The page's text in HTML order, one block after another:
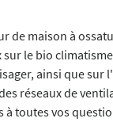
de maison à
le bio
ainsi que sur
réseaux de
à toutes vos